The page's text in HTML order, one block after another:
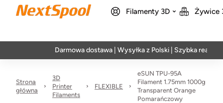
Filamenty 3D Żywice
Darmowa dostawa | Wysyłka z Polski | Szybka realizacja w
Strona
główna
3D
Printer
Filaments
FLEXIBLE
eSUN TPU-95A
Filament 1.75mm 1000g
Transparent Orange
Pomarańczowy